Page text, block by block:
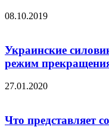
08.10.2019
Украинские
режим
27.01.2020
Что представляет